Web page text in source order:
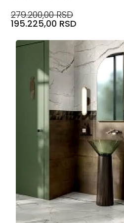
279.200,00 RSD
195.225,00 RSD